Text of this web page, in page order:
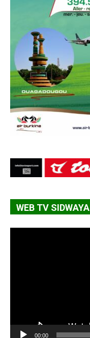
WEB TV SIDWAYA
00:00